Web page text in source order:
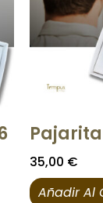
Pajarita
35,00 €
Añadir Al